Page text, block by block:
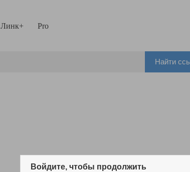
Линк+ Pro
Найти
Войдите, чтобы продолжить